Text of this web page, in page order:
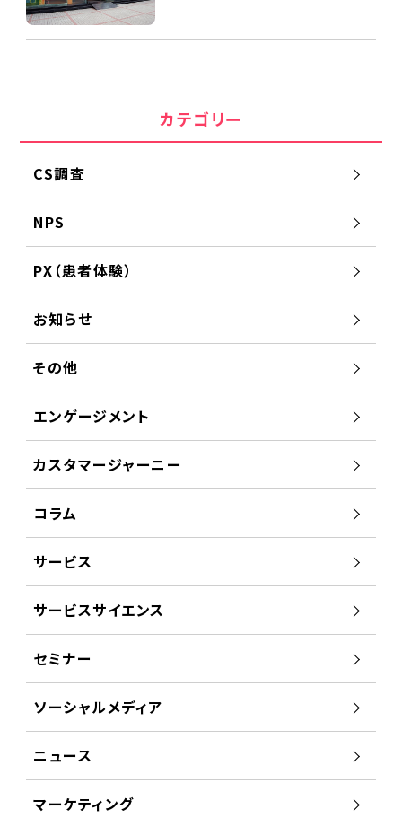
カテゴリー
CS調査
NPS
PX（患者体験）
お知らせ
その他
エンゲージメント
カスタマージャーニー
コラム
サービス
サービスサイエンス
セミナー
ソーシャルメディア
ニュース
マーケティング